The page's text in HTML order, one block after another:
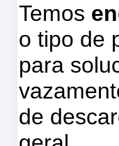
Temos
o tipo de
para
de